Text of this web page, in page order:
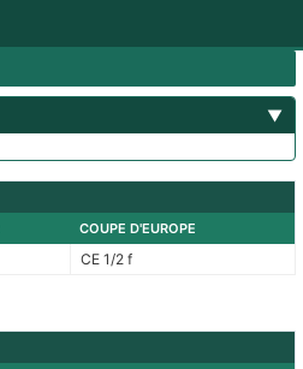
▼
COUPE D'EUROPE
CE 1/2 f